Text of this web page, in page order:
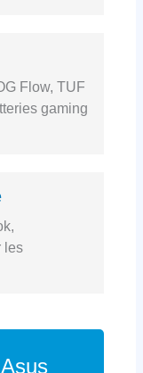
Flow, TUF
gaming
les